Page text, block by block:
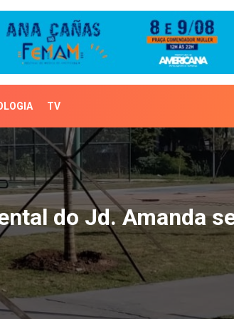
TV
do Jd.
do Jd. Amanda